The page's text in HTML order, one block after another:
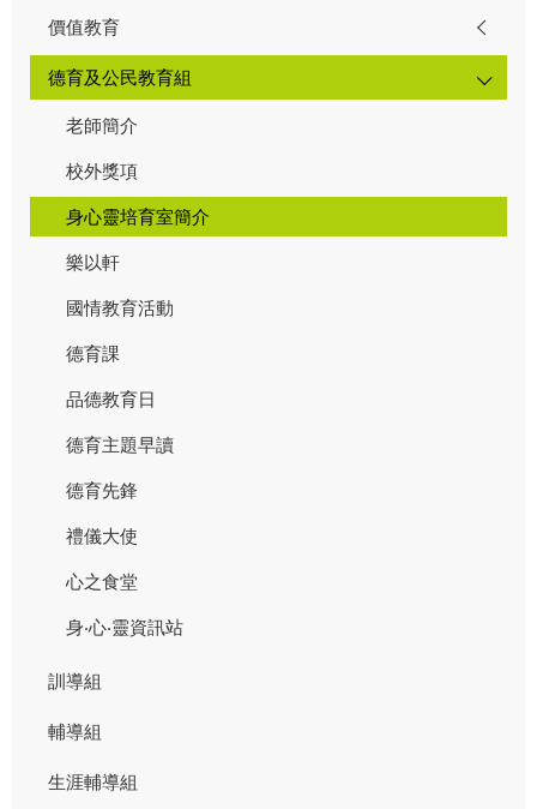
價值教育
德育及公民教育組
老師簡介
校外獎項
身心靈培育室簡介
樂以軒
國情教育活動
德育課
品德教育日
德育主題早讀
德育先鋒
禮儀大使
心之食堂
身‧心‧靈資訊站
訓導組
輔導組
生涯輔導組